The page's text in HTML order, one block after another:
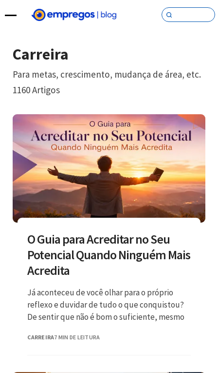
Pular para o conteúdo
Carreira
Para metas, crescimento, mudança de área, etc.
1160Artigos
O Guia para Acreditar no Seu
Potencial Quando Ninguém Mais
Acredita
Já aconteceu de você olhar para o próprio
reflexo e duvidar de tudo o que conquistou?
De sentir que não é bom o suficiente, mesmo
CARREIRA7 MIN DE LEITURA